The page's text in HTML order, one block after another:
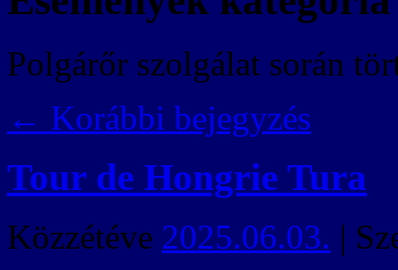
Polgárőr szolgálat során
← Korábbi bejegyzés
Tour de Hongrie Tura
Közzétéve 2025.06.03. |